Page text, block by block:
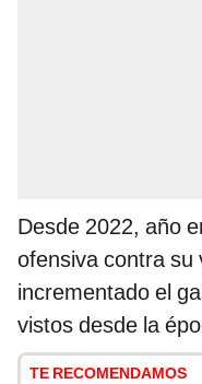
Desde 2022, año
ofensiva contra su
incrementado el
vistos desde la
TE RECOMENDAMOS